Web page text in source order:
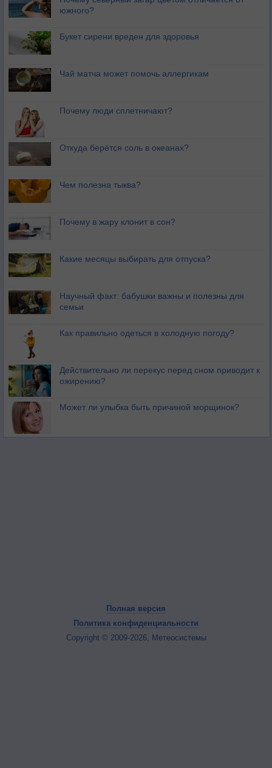
южного?
Букет сирени вреден для здоровья
Чай матча может помочь аллергикам
Почему люди сплетничают?
Откуда берётся соль в океанах?
Чем полезна тыква?
Почему в жару клонит в сон?
Какие месяцы выбирать для отпуска?
Научный факт: бабушки важны и полезны для
семьи
Как правильно одеться в холодную погоду?
Действительно ли перекус перед сном приводит к
ожирению?
Может ли улыбка быть причиной морщинок?
Полная версия
Политика конфиденциальности
Copyright © 2009-2026, Метеосистемы